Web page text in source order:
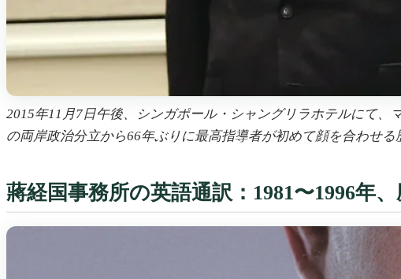
2015年11月7日午後、シンガポール・シャングリラホテルにて
の両岸政治分立から66年ぶりに最高指導者が初めて顔を合わせる
蔣経国事務所の英語通訳：1981〜1996年